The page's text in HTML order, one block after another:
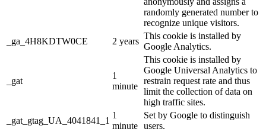
randomly generated number to
recognize unique visitors.
_ga_4H8KDTW0CE
2 years
This cookie is installed by
Google Analytics.
_gat
1
minute
This cookie is installed by
Google Universal Analytics to
restrain request rate and thus
limit the collection of data on
high traffic sites.
_gat_gtag_UA_4041841_1
1
minute
Set by Google to distinguish
users.